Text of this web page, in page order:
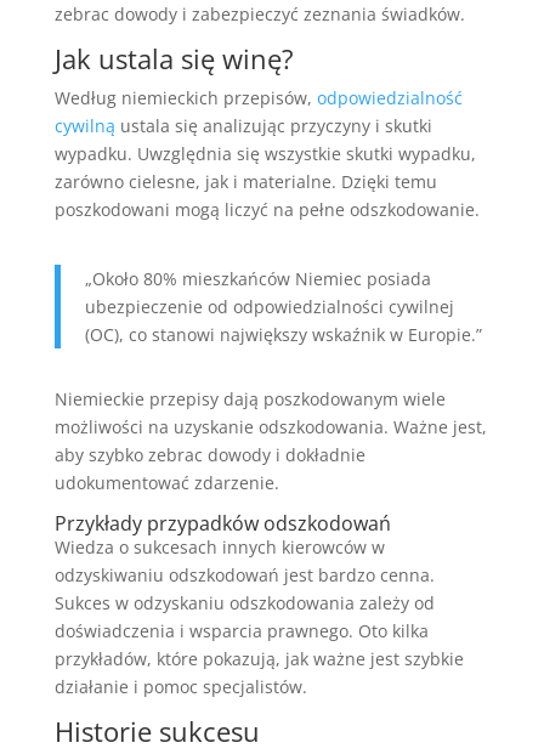
zebrac dowody i zabezpieczyć zeznania świadków.
Jak ustala się winę?
Według niemieckich przepisów, odpowiedzialność
cywilną ustala się analizując przyczyny i skutki
wypadku. Uwzględnia się wszystkie skutki wypadku,
zarówno cielesne, jak i materialne. Dzięki temu
poszkodowani mogą liczyć na pełne odszkodowanie.
„Około 80% mieszkańców Niemiec posiada
ubezpieczenie od odpowiedzialności cywilnej
(OC), co stanowi największy wskaźnik w Europie.”
Niemieckie przepisy dają poszkodowanym wiele
możliwości na uzyskanie odszkodowania. Ważne jest,
aby szybko zebrac dowody i dokładnie
udokumentować zdarzenie.
Przykłady przypadków odszkodowań
Wiedza o sukcesach innych kierowców w
odzyskiwaniu odszkodowań jest bardzo cenna.
Sukces w odzyskaniu odszkodowania zależy od
doświadczenia i wsparcia prawnego. Oto kilka
przykładów, które pokazują, jak ważne jest szybkie
działanie i pomoc specjalistów.
Historie sukcesu